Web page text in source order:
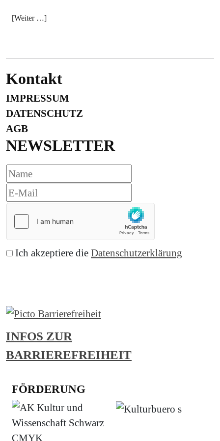
[Weiter …]
Kontakt
IMPRESSUM
DATENSCHUTZ
AGB
NEWSLETTER
Ich akzeptiere die Datenschutzerklärung
INFOS ZUR
BARRIEREFREIHEIT
FÖRDERUNG